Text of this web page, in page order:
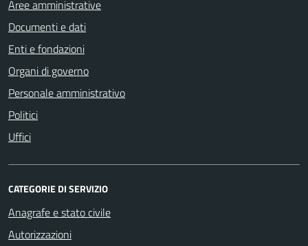
Aree amministrative
Documenti e dati
Enti e fondazioni
Organi di governo
Personale amministrativo
Politici
Uffici
CATEGORIE DI SERVIZIO
Anagrafe e stato civile
Autorizzazioni